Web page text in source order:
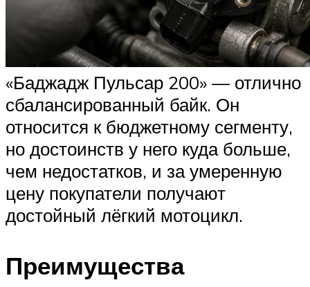
«Баджадж Пульсар 200» — отлично
сбалансированный байк. Он
относится к бюджетному сегменту,
но достоинств у него куда больше,
чем недостатков, и за умеренную
цену покупатели получают
достойный лёгкий мотоцикл.
Преимущества